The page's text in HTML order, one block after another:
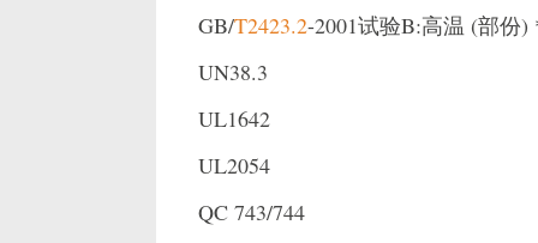
GB/T2423.2-2001试验B:高温 (部份)
UN38.3
UL1642
UL2054
QC 743/744